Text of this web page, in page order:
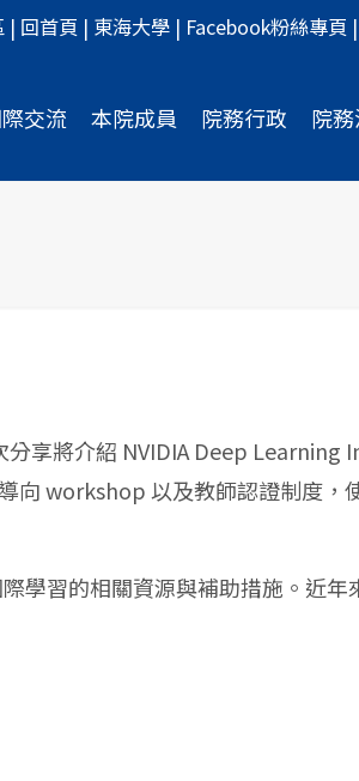
| 回首頁 | 東海大學 | Facebook粉絲專頁 |
交流 本院成員 院務行政 院
享將介紹 NVIDIA Deep
向 workshop 以及教師認證制度，
學習的相關資源與補助措施。近